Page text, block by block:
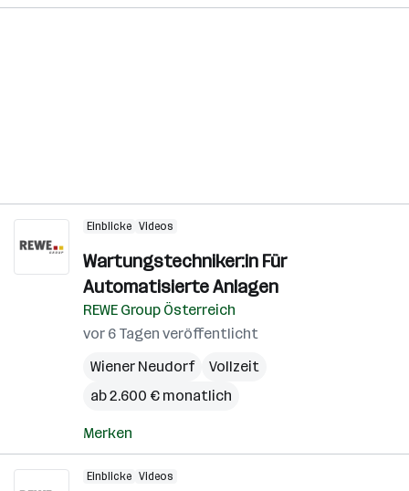
Einblicke Videos
Wartungstechniker:in Für
Automatisierte Anlagen
REWE Group Österreich
vor 6 Tagen veröffentlicht
Wiener Neudorf
Vollzeit
ab 2.600 € monatlich
Merken
Einblicke Videos